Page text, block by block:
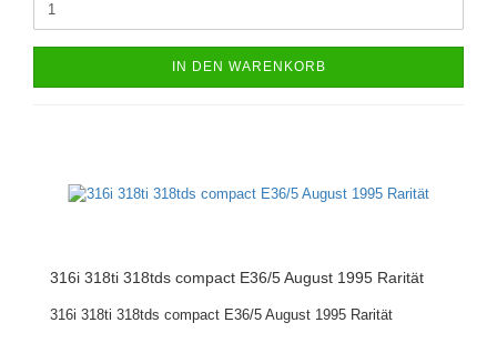
IN DEN WARENKORB
316i 318ti 318tds compact E36/5 August 1995 Rarität
316i 318ti 318tds compact E36/5 August 1995 Rarität